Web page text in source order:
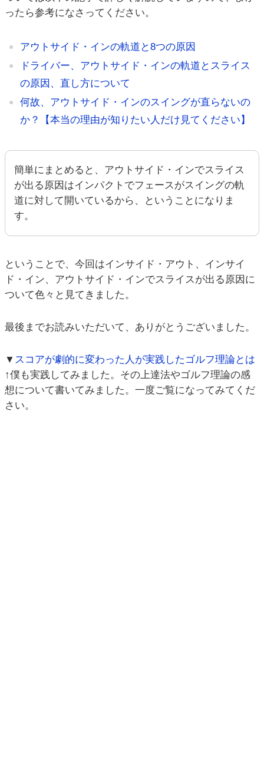
ったら参考になさってください。
アウトサイド・インの軌道と8つの原因
ドライバー、アウトサイド・インの軌道とスライス
の原因、直し方について
何故、アウトサイド・インのスイングが直らないの
か？【本当の理由が知りたい人だけ見てください】
簡単にまとめると、アウトサイド・インでスライス
が出る原因はインパクトでフェースがスイングの軌
道に対して開いているから、ということになりま
す。
ということで、今回はインサイド・アウト、インサイ
ド・イン、アウトサイド・インでスライスが出る原因に
ついて色々と見てきました。
最後までお読みいただいて、ありがとうございました。
▼ スコアが劇的に変わった人が実践したゴルフ理論とは
↑僕も実践してみました。その上達法やゴルフ理論の感
想について書いてみました。一度ご覧になってみてくだ
さい。